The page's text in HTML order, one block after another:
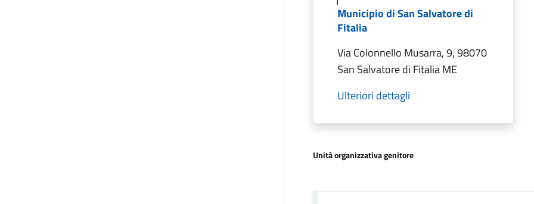
Municipio di San Salvatore di
Fitalia
Via Colonnello Musarra, 9, 98070
San Salvatore di Fitalia ME
Ulteriori dettagli
Unità organizzativa genitore